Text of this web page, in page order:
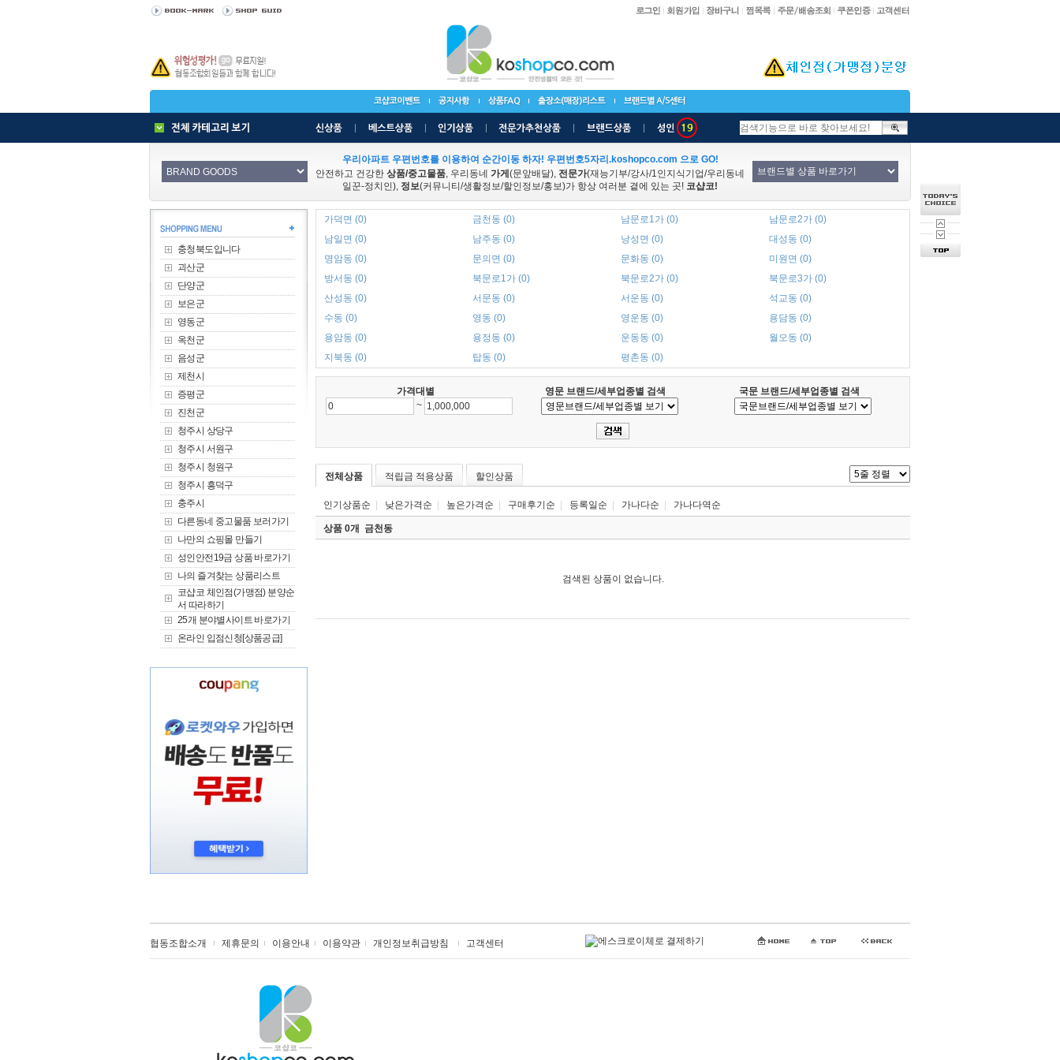
우리아파트 우편번호를 이용하여 순간이동 하자! 우편번호5자리.koshopco.com 으로 GO!
안전하고 건강한 상품/중고물품, 우리동네 가게 (문앞배달), 전문가(재능기부/강사/1인지식기업/우리동네
일꾼-정치인), 정보(커뮤니티/생활정보/할인정보/홍보)가 항상 여러분 곁에 있는 곳! 코샵코!
충청북도입니다
괴산군
단양군
보은군
영동군
옥천군
음성군
제천시
증평군
진천군
청주시 상당구
청주시 서원구
청주시 청원구
청주시 흥덕구
충주시
다른동네 중고물품 보러가기
나만의 쇼핑몰 만들기
성인안전19금 상품 바로가기
나의 즐겨찾는 상품리스트
코샵코 체인점(가맹점) 분양순
서 따라하기
25개 분야별사이트 바로가기
온라인 입점신청[상품공급]
가덕면 (0) 금천동 (0) 남문로1가 (0)
남문로2가 (0)
남일면 (0)
남주동 (0) 낭성면 (0)
대성동 (0)
명암동 (0)
문의면 (0) 문화동 (0)
미원면 (0)
방서동 (0)
북문로1가 (0) 북문로2가 (0)
북문로3가 (0)
산성동 (0)
서문동 (0) 서운동 (0)
석교동 (0)
수동 (0)
영동 (0) 영운동 (0)
용담동 (0)
용암동 (0)
용정동 (0) 운동동 (0)
월오동 (0)
지북동 (0)
탑동 (0) 평촌동 (0)
가격대별 영문 브랜드/세부업종별 검색
국문 브랜드/세부업종별 검색
~
전체상품 적립금 적용상품 할인상품
인기상품순 낮은가격순 높은가격순 구매후기순 등록일순 가나다순 가나다역순
상품 0개 금천동
검색된 상품이 없습니다.
협동조합소개 제휴문의 이용안내 이용약관 개인정보취급방침 고객센터